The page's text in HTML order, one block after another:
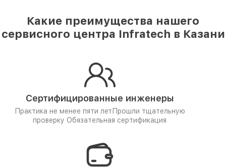
Какие преимущества нашего
сервисного центра Infratech в Казани
Сертифицированные инженеры
Практика не менее пяти лет Прошли тщательную
проверку Обязательная сертификация